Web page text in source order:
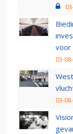
voor
03-
03-